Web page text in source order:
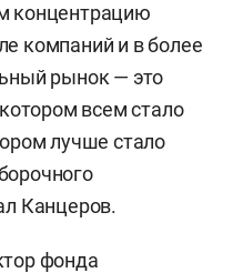
концентрацию
компаний и в более
рынок — это
всем стало
лучше стало
Канцеров.
фонда